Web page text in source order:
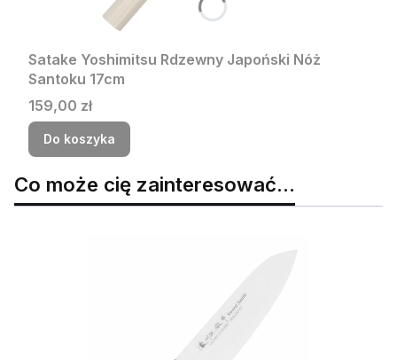
Satake Yoshimitsu Rdzewny Japoński Nóż
Santoku 17cm
Cena
159,00 zł
Do koszyka
Co może cię zainteresować...